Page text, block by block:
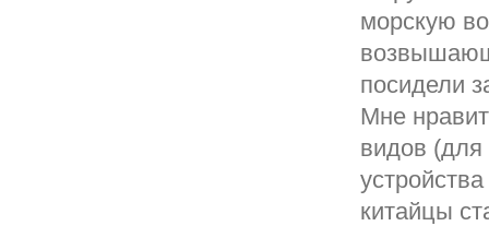
морскую
посидели
Мне
видов (для
китайцы